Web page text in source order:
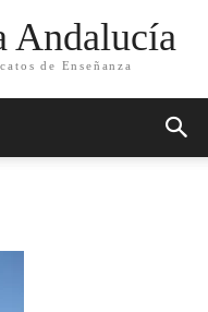
Andalucía
de Enseñanza